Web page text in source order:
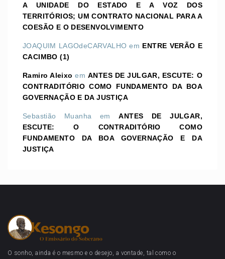
A UNIDADE DO ESTADO E A VOZ DOS
TERRITÓRIOS; UM CONTRATO NACIONAL PARA A
COESÃO E O DESENVOLVIMENTO
JOAQUIM LAGOdeCARVALHO em ENTRE VERÃO E
CACIMBO (1)
Ramiro Aleixo emANTES DE JULGAR, ESCUTE: O
CONTRADITÓRIO COMO FUNDAMENTO DA BOA
GOVERNAÇÃO E DA JUSTIÇA
Sebastião Muanha emANTES DE JULGAR,
ESCUTE: O CONTRADITÓRIO COMO
FUNDAMENTO DA BOA GOVERNAÇÃO E DA
JUSTIÇA
O sonho, ainda é o mesmo e o desejo, a vontade, tal como o